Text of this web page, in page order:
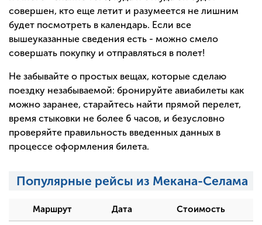
совершен, кто еще летит и разумеется не лишним
будет посмотреть в календарь. Если все
вышеуказанные сведения есть - можно смело
совершать покупку и отправляться в полет!
Не забывайте о простых вещах, которые сделаю
поездку незабываемой: бронируйте авиабилеты как
можно заранее, старайтесь найти прямой перелет,
время стыковки не более 6 часов, и безусловно
проверяйте правильность введенных данных в
процессе оформления билета.
Популярные рейсы из Мекана-Селама
Маршрут Дата Стоимость